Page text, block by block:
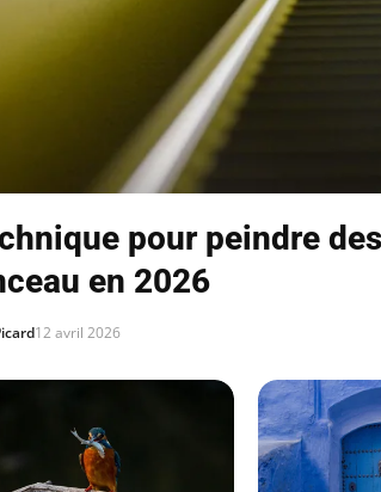
pour peindre
en 2026
12 avril 2026